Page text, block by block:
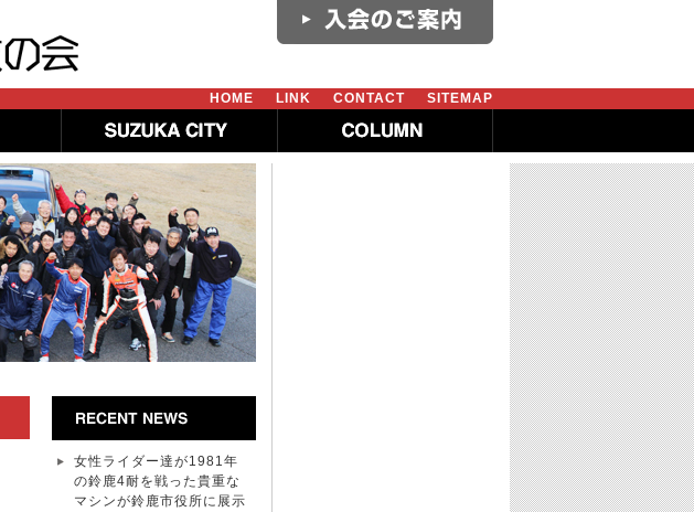
SITEMAP
CONTACT
LINK
HOME
女性ライダー達が1981年
の鈴鹿4耐を戦った貴重な
マシンが鈴鹿市役所に展示